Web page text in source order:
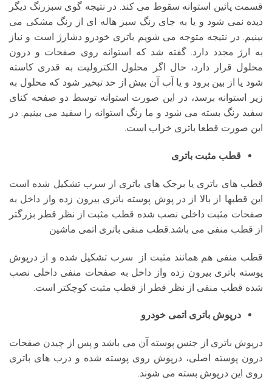
قسمت پائین استوانه سقوط می کند. در نتیجه گوی سبزرنگ دیگر
دیده نمی شود و یا به جای رنگ سبز هاله ای از رنگ مشکی می
بینیم. در نتیجه متوجه می شویم باتری خودرو دشارژ است و نیاز
به ارژ مجدد دارد. گفته شد که استوانه روی صفحات و درون
محلول قرار دارد، حال اگر محلول الکترولیت به قدری کاسته
شود یا از بین برود و یا آب آن بیش از حد تبخیر شود که محلول به
زیر استوانه برسد، در این صورت استوانه توسط دو صفحه کنای
سفید رنگ بسته می شود و ما رنگ استوانه را سفید می بینیم. در
این صورت قطعا باتری خراب است.
قطب مثبت باتری
قطب های باتری یا برجک های باتری از سرب تشکیل شده است
این قطبها از بالا از در پوش پوسته باتری بیرون زده واز داخل به
صفحات مثبت داخلی نصب شده قطب مثبت از نظر قطر بزرگتر
از قطب منفی می باشد.قطب منفی باتری اتمی ماشین
قطب منفی هم همانند مثبت از سرب تشکیل شده و از درپوش
پوسته باتری بیرون زده واز داخل به صفحات منفی داخلی نصب
شده قطب منفی از نظر قطر از قطب مثبت کوچکتر است.
درپوش باتری اتمی خودرو
درپوش باتری از جنس پوسته آن می باشد و پس از چیدن صفحات
درون پوسته اصلی، درپوش روی پوسته شده و درب های باتری
روی این درپوش بسته می شوند.